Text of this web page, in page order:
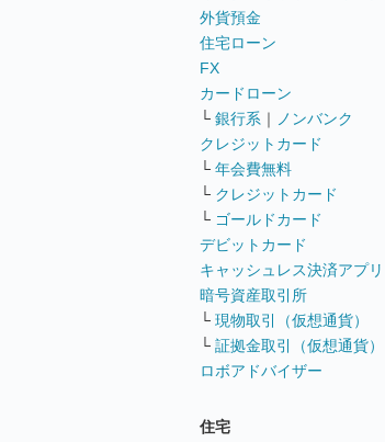
外貨預金
住宅ローン
FX
カードローン
└ 銀行系 ｜
ノンバンク
クレジットカード
└ 年会費無料
└ クレジットカード
└ ゴールドカード
デビットカード
キャッシュレス決済アプリ
暗号資産取引所
└ 現物取引（仮想通貨）
└ 証拠金取引（仮想通貨）
ロボアドバイザー
住宅